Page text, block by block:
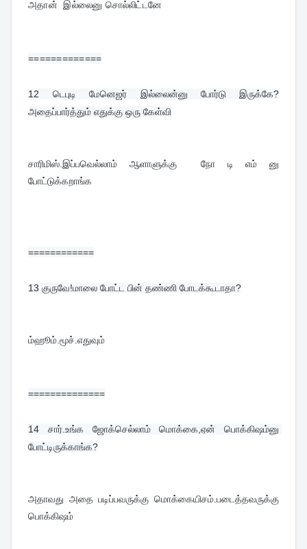
அதான்  இல்லைனு சொல்லிட்டனே
=============
12 டெபுடி மேனெஜர் இல்லைன்னு போர்டு இருக்கே?
அதைப்பார்த்தும் எதுக்கு ஒரு கேள்வி
சாரிமிஸ்.இப்பவெல்லாம் ஆளாளுக்கு  நோ டி எம் னு
போட்டுக்கறாங்க
============
13 குருவே!மாலை போட்ட பின் தண்ணி போடக்கூடாதா?
ம்ஹூம்.மூச்.எதுவும்
==============
14 சார்.உங்க ஜோக்செல்லாம் மொக்கை,ஏன் பொக்கிஷம்னு
போட்டிருக்காங்க?
அதாவது அதை படிப்பவருக்கு மொக்கையிசம்.படைத்தவருக்கு
பொக்கிஷம்